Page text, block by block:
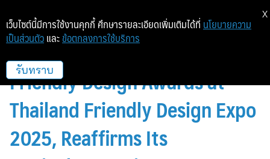
Dusit Central Park Receives
Friendly Design Awards at
Thailand Friendly Design Expo
2025, Reaffirms Its
เว็บไซต์นี้มีการใช้งานคุกกี้ ศึกษารายละเอียดเพิ่มเติมได้ที่ นโยบายความ
เป็นส่วนตัว และ ข้อตกลงการใช้บริการ
รับทราบ
X